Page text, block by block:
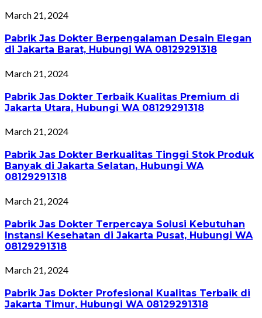
March 21, 2024
Pabrik Jas Dokter Berpengalaman Desain Elegan
di Jakarta Barat, Hubungi WA 08129291318
March 21, 2024
Pabrik Jas Dokter Terbaik Kualitas Premium di
Jakarta Utara, Hubungi WA 08129291318
March 21, 2024
Pabrik Jas Dokter Berkualitas Tinggi Stok Produk
Banyak di Jakarta Selatan, Hubungi WA
08129291318
March 21, 2024
Pabrik Jas Dokter Terpercaya Solusi Kebutuhan
Instansi Kesehatan di Jakarta Pusat, Hubungi WA
08129291318
March 21, 2024
Pabrik Jas Dokter Profesional Kualitas Terbaik di
Jakarta Timur, Hubungi WA 08129291318